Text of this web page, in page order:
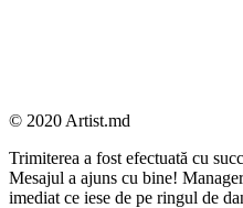
© 2020 Artist.md
Trimiterea a fost efectuată cu
Mesajul a ajuns cu bine!
imediat ce iese de pe ringul de